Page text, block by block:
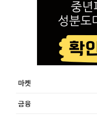
마켓
금융